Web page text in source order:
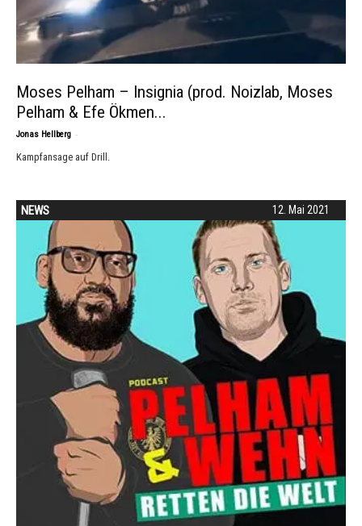
Moses Pelham – Insignia (prod. Noizlab, Moses
Pelham & Efe Ökmen...
Jonas Hellberg -
Kampfansage auf Drill.
12. Mai 2021
NEWS